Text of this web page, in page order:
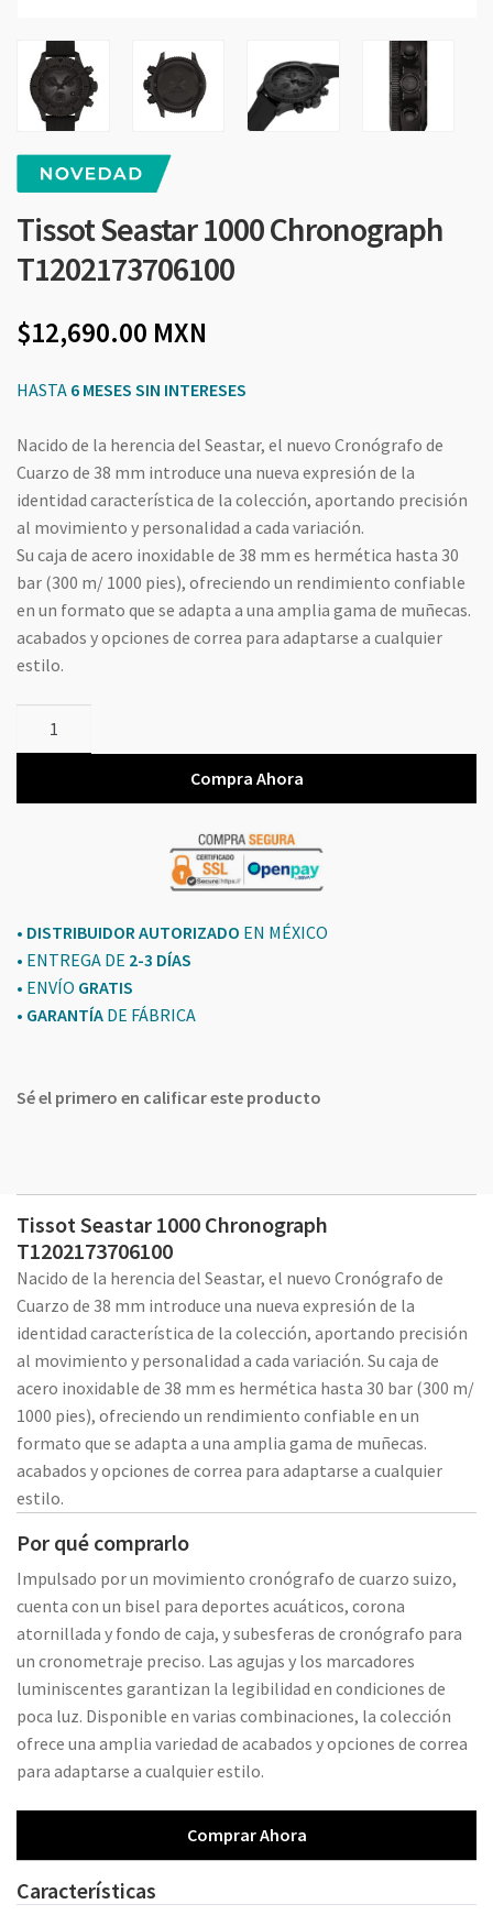
Tissot Seastar 1000 Chronograph
T1202173706100
12,690.00 MXN
HASTA 6 MESES SIN INTERESES
Nacido de la herencia del Seastar, el nuevo Cronógrafo de
Cuarzo de 38 mm introduce una nueva expresión de la
identidad característica de la colección, aportando precisión
al movimiento y personalidad a cada variación.
Su caja de acero inoxidable de 38 mm es hermética hasta 30
bar (300 m/ 1000 pies), ofreciendo un rendimiento confiable
en un formato que se adapta a una amplia gama de muñecas.
acabados y opciones de correa para adaptarse a cualquier
estilo.
Chronograph
Compra Ahora
• DISTRIBUIDOR AUTORIZADO EN MÉXICO
• ENTREGA DE 2-3 DÍAS
• ENVÍO GRATIS
• GARANTÍA DE FÁBRICA
Sé el primero en calificar este producto
Tissot Seastar 1000 Chronograph
T1202173706100
Nacido de la herencia del Seastar, el nuevo Cronógrafo de
Cuarzo de 38 mm introduce una nueva expresión de la
identidad característica de la colección, aportando precisión
al movimiento y personalidad a cada variación. Su caja de
acero inoxidable de 38 mm es hermética hasta 30 bar (300 m/
1000 pies), ofreciendo un rendimiento confiable en un
formato que se adapta a una amplia gama de muñecas.
acabados y opciones de correa para adaptarse a cualquier
estilo.
Por qué comprarlo
Impulsado por un movimiento cronógrafo de cuarzo suizo,
cuenta con un bisel para deportes acuáticos, corona
atornillada y fondo de caja, y subesferas de cronógrafo para
un cronometraje preciso. Las agujas y los marcadores
luminiscentes garantizan la legibilidad en condiciones de
poca luz. Disponible en varias combinaciones, la colección
ofrece una amplia variedad de acabados y opciones de correa
para adaptarse a cualquier estilo.
Comprar Ahora
Características